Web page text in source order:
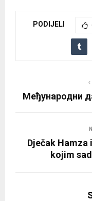
PODIJELI
Међународни
Dječak
kojim